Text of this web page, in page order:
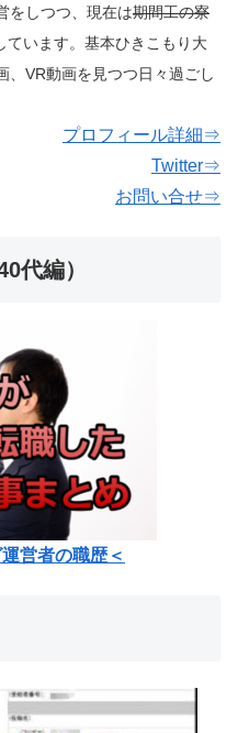
をしつつ、現在は期間工の寮
います。基本ひきこもり大
、VR動画を見つつ日々過ごし
プロフィール詳細⇒
Twitter⇒
お問い合せ⇒
代編）
営者の職歴＜